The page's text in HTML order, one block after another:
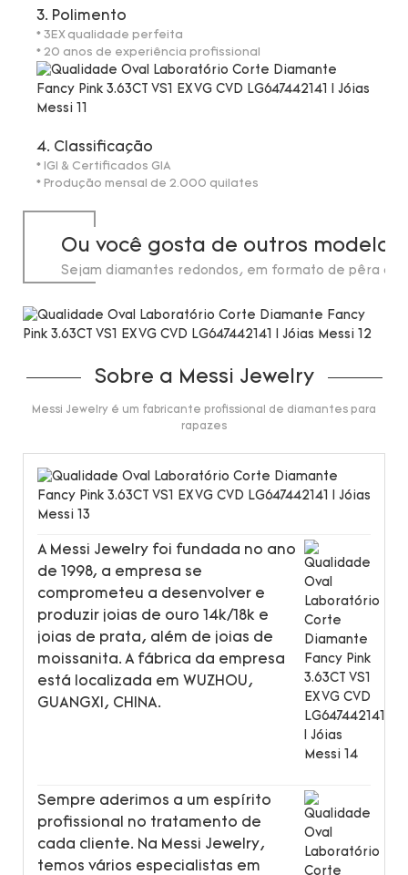
3. Polimento
* 3EX qualidade perfeita
* 20 anos de experiência profissional
4. Classificação
* IGI & Certificados GIA
* Produção mensal de 2.000 quilates
Ou você gosta de outros
Sejam diamantes redondos, em formato de pêra ou
Sobre a Messi Jewelry
Messi Jewelry é um fabricante profissional de diamantes para
rapazes
A Messi Jewelry foi fundada no ano
de 1998, a empresa se
comprometeu a desenvolver e
produzir joias de ouro 14k/18k e
joias de prata, além de joias de
moissanita. A fábrica da empresa
está localizada em WUZHOU,
GUANGXI, CHINA.
Sempre aderimos a um espírito
profissional no tratamento de
cada cliente. Na Messi Jewelry,
temos vários especialistas em